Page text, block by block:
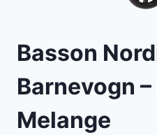
Basson
Barnevogn
Melange